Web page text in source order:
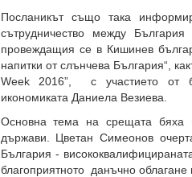
Посланикът също така
сътрудничество между
провеждащия се в Кишинев
напитки от слънчева България“,
Week 2016”, с участието от
икономиката Даниела Везиева.
Основна тема на срещата бяха
държави. Цветан Симеонов
България -
благоприятното данъчно облагане